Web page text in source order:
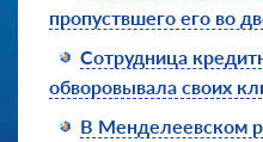
пропуствшего его во
Сотрудница
обворовывала своих
В Менделеевском